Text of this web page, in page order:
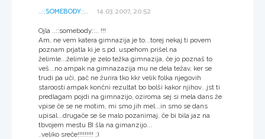
..::SOMEBODY::.. 14.03.2007, 20:52
Ojla ..::somebody::.. !!!
Am, ne vem katera gimnazija je to...torej nekaj ti povem
poznam prjatla ki je s pd. uspehom prišel na
želimle...želimle je zelo težka gimnazija, če jo poznaš to
veš...no ampak na gimnazazija mu ne dela težav, ker se
trudi pa uči, pač ne žurira tko kkr velik folka njegovih
staroosti ampak končni rezultat bo bolši kakor njihov...jst ti
predlagam pojdi na gimnazijo, oziroma sej si mela dans že
vpise če se ne motim, mi smo jih mel...in smo se dans
upisal...drugače se še malo pozanimaj, če bi bila jaz na
tbvojem mestu BI šla na gimanzijo...
..veliko sreče!!!!!!!!! ;)